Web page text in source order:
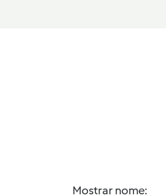
Mostrar nome: